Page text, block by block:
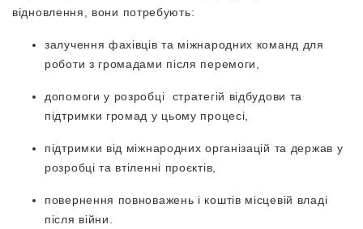
відновлення, вони потребують:
залучення фахівців та міжнародних команд для
роботи з громадами після перемоги,
допомоги у розробці стратегій відбудови та
підтримки громад у цьому процесі,
підтримки від міжнародних організацій та держав у
розробці та втіленні проєктів,
повернення повноважень і коштів місцевій владі
після війни.